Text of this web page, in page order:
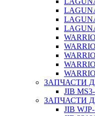
ЗАПЧАСТИ
JIB
ЗАПЧАСТИ
JIB